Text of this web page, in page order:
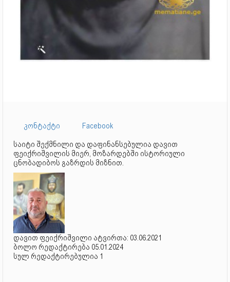
კონტაქტი
Facebook
საიტი შექმნილი და დაფინანსებულია დავით
ფეიქრიშვილის მიერ, მოზარდებში ისტორიული
ცნობადიბოს გაზრდის მიზნით.
დავით ფეიქრიშვილი ატვირთა: 03.06.2021
ბოლო რედაქტირება 05.01.2024
სულ რედაქტირებულია 1